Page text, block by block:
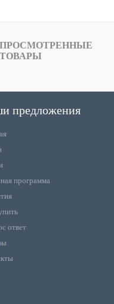
ПРОСМОТРЕННЫЕ
ТОВАРЫ
предложения
программа
ответ